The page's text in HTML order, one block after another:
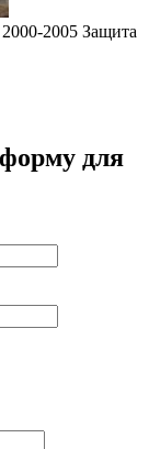
2005 Защита
для